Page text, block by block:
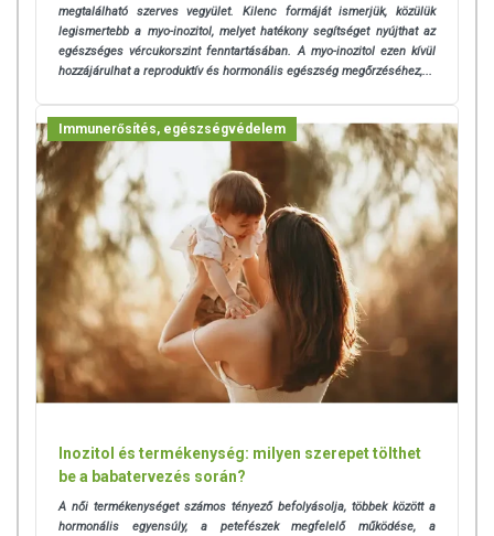
megtalálható szerves vegyület. Kilenc formáját ismerjük, közülük
legismertebb a myo-inozitol, melyet hatékony segítséget nyújthat az
egészséges vércukorszint fenntartásában.A myo-inozitol ezen kívül
hozzájárulhat a reproduktív és hormonális egészség megőrzéséhez,...
Immunerősítés, egészségvédelem
Inozitol és termékenység: milyen szerepet tölthet
be a babatervezés során?
A női termékenységet számos tényező befolyásolja, többek között a
hormonális egyensúly, a petefészek megfelelő működése, a